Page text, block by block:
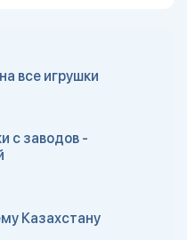
все игрушки
с заводов -
Казахстану